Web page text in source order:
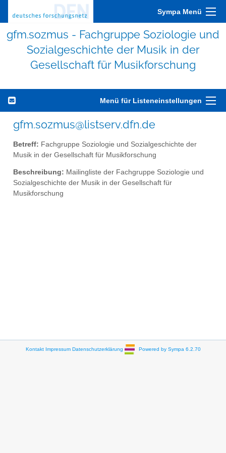
Sympa Menü
gfm.sozmus - Fachgruppe Soziologie und
Sozialgeschichte der Musik in der
Gesellschaft für Musikforschung
Menü für Listeneinstellungen
gfm.sozmus@listserv.dfn.de
Betreff: Fachgruppe Soziologie und Sozialgeschichte der
Musik in der Gesellschaft für Musikforschung
Beschreibung: Mailingliste der Fachgruppe Soziologie und
Sozialgeschichte der Musik in der Gesellschaft für
Musikforschung
Kontakt Impressum Datenschutzerklärung Powered by Sympa 6.2.70